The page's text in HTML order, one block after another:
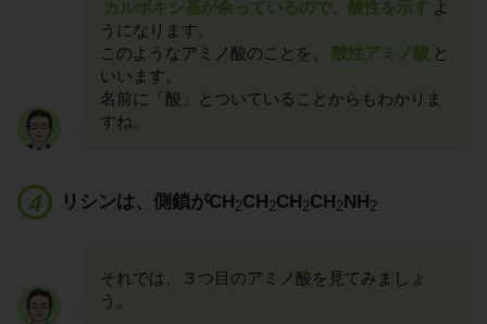
カルボキシ基が余っているので、酸性を示す よ
うになります。
このようなアミノ酸のことを、
酸性アミノ酸 と
いいます。
名前に「酸」とついていることからもわかりま
すね。
リシンは、側鎖がCH2CH2CH2CH2NH2
それでは、３つ目のアミノ酸を見てみましょ
う。